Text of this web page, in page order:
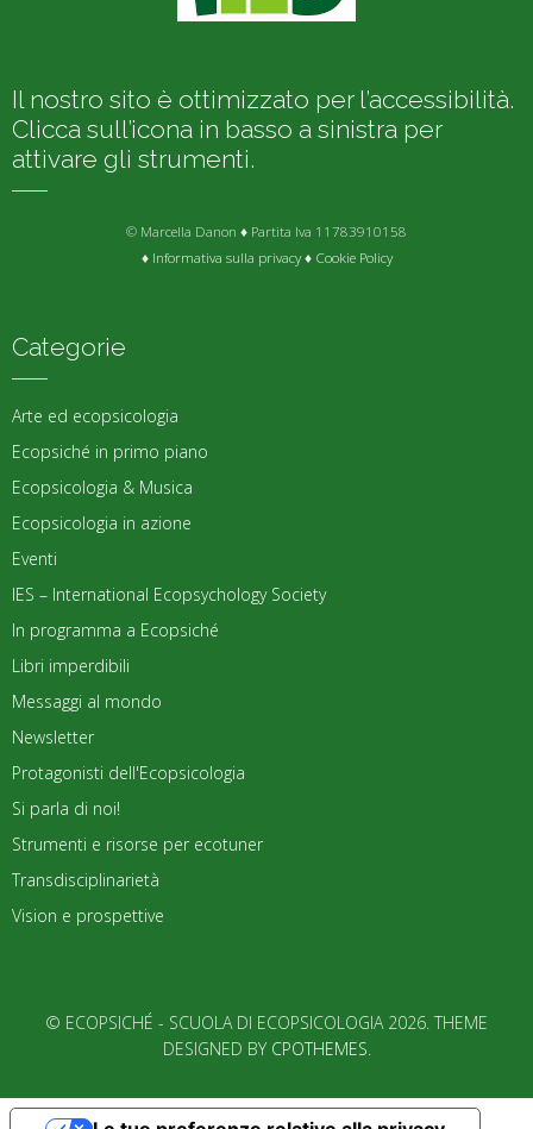
Il nostro sito è ottimizzato per l’accessibilità.
Clicca sull’icona in basso a sinistra per
attivare gli strumenti.
© Marcella Danon ♦ Partita Iva 11783910158
♦ Informativa sulla privacy♦ Cookie Policy
Categorie
Arte ed ecopsicologia
Ecopsiché in primo piano
Ecopsicologia & Musica
Ecopsicologia in azione
Eventi
IES – International Ecopsychology Society
In programma a Ecopsiché
Libri imperdibili
Messaggi al mondo
Newsletter
Protagonisti dell'Ecopsicologia
Si parla di noi!
Strumenti e risorse per ecotuner
Transdisciplinarietà
Vision e prospettive
© ECOPSICHÉ - SCUOLA DI ECOPSICOLOGIA 2026. THEME
DESIGNED BY CPOTHEMES.